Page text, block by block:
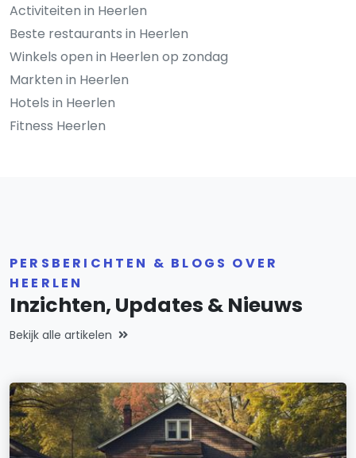
Activiteiten in Heerlen
Beste restaurants in Heerlen
Winkels open in Heerlen op zondag
Markten in Heerlen
Hotels in Heerlen
Fitness Heerlen
PERSBERICHTEN & BLOGS OVER
HEERLEN
Inzichten, Updates & Nieuws
Bekijk alle artikelen